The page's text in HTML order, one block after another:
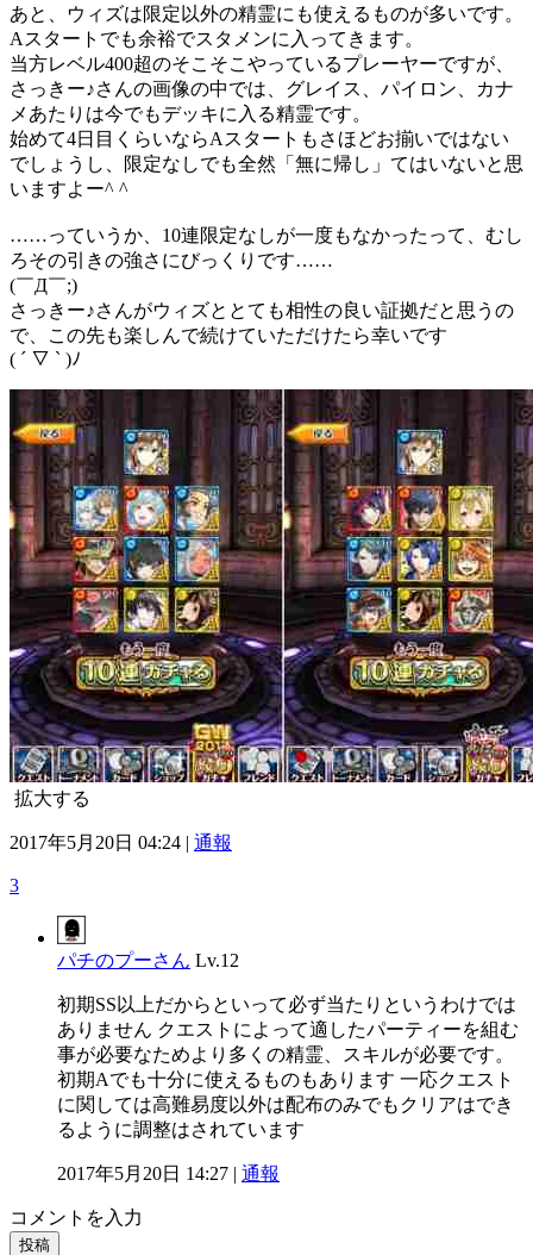
あと、ウィズは限定以外の精霊にも使えるものが多いです。
Aスタートでも余裕でスタメンに入ってきます。
当方レベル400超のそこそこやっているプレーヤーですが、
さっきー♪さんの画像の中では、グレイス、パイロン、カナ
メあたりは今でもデッキに入る精霊です。
始めて4日目くらいならAスタートもさほどお揃いではない
でしょうし、限定なしでも全然「無に帰し」てはいないと思
いますよー^ ^
……っていうか、10連限定なしが一度もなかったって、むし
ろその引きの強さにびっくりです……
(￣Д￣;)
さっきー♪さんがウィズととても相性の良い証拠だと思うの
で、この先も楽しんで続けていただけたら幸いです
( ´ ▽ ` )ﾉ
拡大する
2017年5月20日 04:24 | 通報
3
パチのプーさん Lv.12
初期SS以上だからといって必ず当たりというわけでは
ありません クエストによって適したパーティーを組む
事が必要なためより多くの精霊、スキルが必要です。
初期Aでも十分に使えるものもあります 一応クエスト
に関しては高難易度以外は配布のみでもクリアはでき
るように調整はされています
2017年5月20日 14:27 | 通報
コメントを入力
投稿